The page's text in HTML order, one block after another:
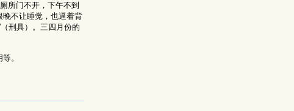
所门不开，下午不到
不让睡觉，也逼着背
刑具）。三四月份的
。